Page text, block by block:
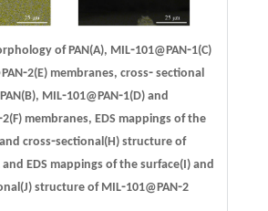
of PAN(A), MIL⁃101@PAN⁃1(C)
membranes, cross⁃ sectional
MIL⁃101@PAN⁃1(D) and
membranes, EDS mappings of the
cross⁃sectional(H) structure of
and EDS mappings of the surface(I) and
structure of MIL⁃101@PAN⁃2